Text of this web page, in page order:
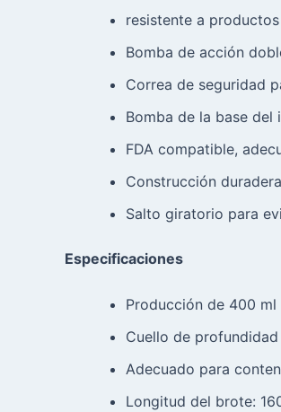
resistente a
Bomba de acción
Correa de seguridad
Bomba de la base
FDA compatible,
Construcción
Salto giratorio para
Especificaciones
Producción de 400
Cuello de
Adecuado para
Longitud del brote: